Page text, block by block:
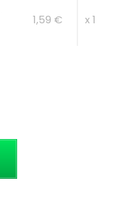
1,59 € x 1